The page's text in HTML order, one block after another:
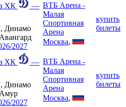
ХК
—
Динамо
2027
ВТБ Арена -
Малая
Спортивная
Арена
Москва,
купить
билеты
ХК
—
Динамо
2027
ВТБ Арена -
Малая
Спортивная
Арена
Москва,
купить
билеты